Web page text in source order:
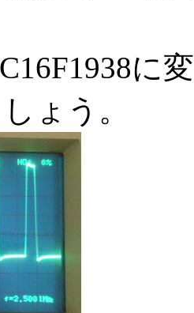
に
ょう。